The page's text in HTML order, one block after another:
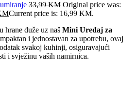
33,99KM Original price was:
Current price is: 16,99 KM.
hrane duže uz naš Mini Uređaj za
i jednostavan za upotrebu, ovaj
svakoj kuhinji, osiguravajući
i svježinu vaših namirnica.